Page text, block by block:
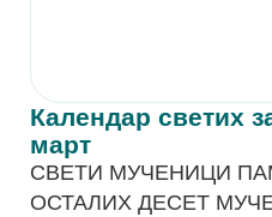
Календар светих
март
СВЕТИ МУЧЕНИЦИ
ОСТАЛИХ ДЕСЕТ